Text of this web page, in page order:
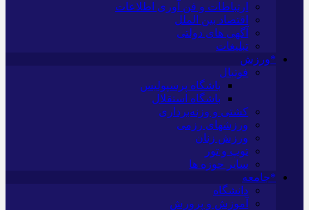
ارتباطات و فن آوری اطلاعات
اقتصاد بین الملل
آگهی های دولتی
تبلیغات
*ورزش
فوتبال
باشگاه پرسپولیس
باشگاه استقلال
کشتی و وزنه‌برداری
ورزشهای رزمی
ورزش زنان
توپ و تور
سایر حوزه ها
*جامعه
دانشگاه
آموزش و پرورش